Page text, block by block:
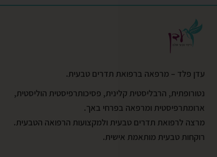
עדן פלד – מרפאה ברפואת תדרים טבעית.
נטורופתית, הרבליסטית קלינית, פסיכותרפיסטית הוליסטית,
ארומתרפיסטית ומרפאה בפרחי באך.
מרצה לרפואת תדרים טבעית ולמקצועות הרפואה הטבעית.
רוקחות טבעית מותאמת אישית.